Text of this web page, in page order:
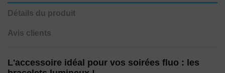
Détails du produit
Avis clients
L'accessoire idéal pour vos soirées fluo : les